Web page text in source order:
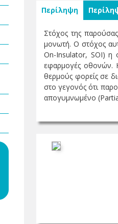
Περίληψη
Στόχος της
μονωτή. Ο στόχος
On-Insulator, SOI) η
εφαρμογές οθονών.
θερμούς φορείς σε
στο γεγονός ότι
απογυμνωμένο